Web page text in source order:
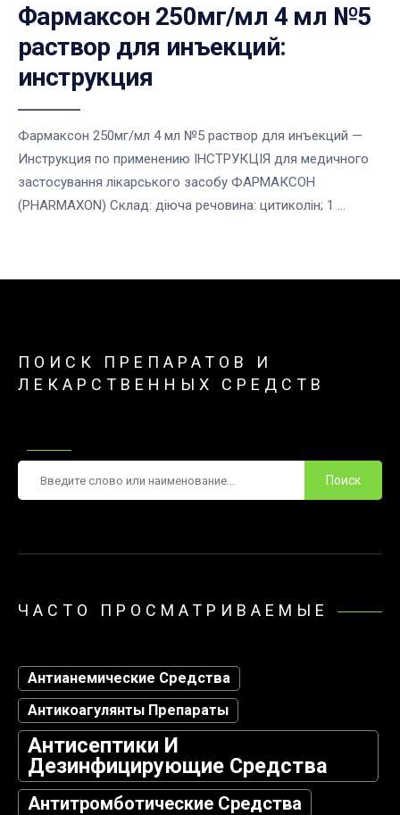
Фармаксон 250мг/мл 4 мл №5
раствор для инъекций:
инструкция
Фармаксон 250мг/мл 4 мл №5 раствор для инъекций —
Инструкция по применению ІНСТРУКЦІЯ для медичного
застосування лікарського засобу ФАРМАКСОН
(PHARMAXON) Склад: діюча речовина: цитиколін; 1 ...
ПОИСК ПРЕПАРАТОВ И
ЛЕКАРСТВЕННЫХ СРЕДСТВ
ЧАСТО ПРОСМАТРИВАЕМЫЕ
Антианемические Средства
Антикоагулянты Препараты
Антисептики И
Дезинфицирующие Средства
Антитромботические Средства